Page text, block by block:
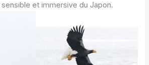
et immersive du Japon.